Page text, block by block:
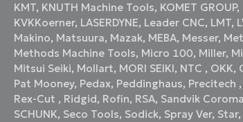
KMT, KNUTH Machine Tools, KOMET GROUP,
KVKKoerner, LASERDYNE, Leader CNC, LMT,
Makino, Matsuura, Mazak, MEBA, Messer,
Methods Machine Tools, Micro 100, Miller,
Mitsui Seiki, Mollart, MORI SEIKI, NTC , OKK,
Pat Mooney, Pedax, Peddinghaus, Precitech ,
Rex-Cut , Ridgid, Rofin, RSA, Sandvik
SCHUNK, Seco Tools, Sodick, Spray Ver, Star,